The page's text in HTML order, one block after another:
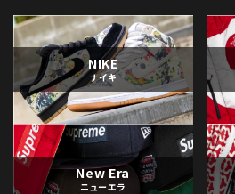
NIKE
ナイキ
New Era
ニューエラ